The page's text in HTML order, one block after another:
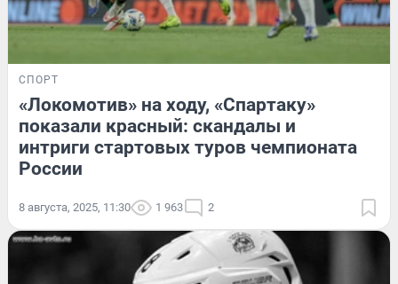
СПОРТ
«Локомотив» на ходу, «Спартаку»
показали красный: скандалы и
интриги стартовых туров чемпионата
России
8 августа, 2025, 11:30 1 963 2